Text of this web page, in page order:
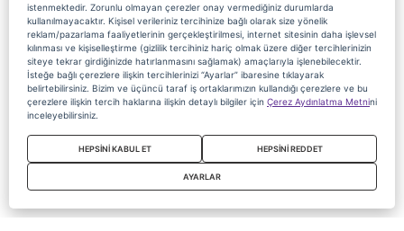
istenmektedir. Zorunlu olmayan çerezler onay vermediğiniz durumlarda
kullanılmayacaktır. Kişisel verileriniz tercihinize bağlı olarak size yönelik
reklam/pazarlama faaliyetlerinin gerçekleştirilmesi, internet sitesinin daha işlevsel
kılınması ve kişiselleştirme (gizlilik tercihiniz hariç olmak üzere diğer tercihlerinizin
siteye tekrar girdiğinizde hatırlanmasını sağlamak) amaçlarıyla işlenebilecektir.
İsteğe bağlı çerezlere ilişkin tercihlerinizi “Ayarlar” ibaresine tıklayarak
belirtebilirsiniz. Bizim ve üçüncü taraf iş ortaklarımızın kullandığı çerezlere ve bu
çerezlere ilişkin tercih haklarına ilişkin detaylı bilgiler için Çerez Aydınlatma Metnini
inceleyebilirsiniz.
HEPSİNİ KABUL ET HEPSİNİ REDDET
AYARLAR